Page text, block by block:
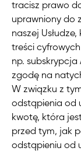
tracisz prawo
uprawniony do
naszej
treści
np. subskrypcja
zgodę na
W związku z
odstąpienia od
kwotę, która
przed tym, jak
odstąpieniu od